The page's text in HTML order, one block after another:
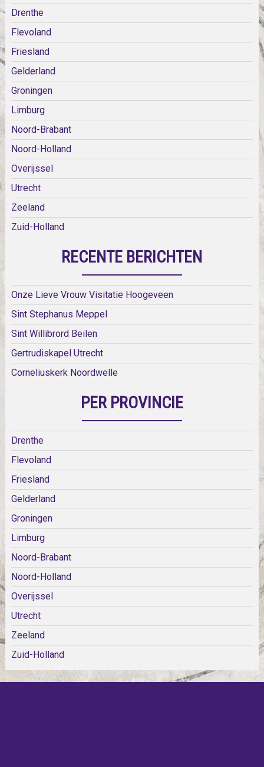
Drenthe
Flevoland
Friesland
Gelderland
Groningen
Limburg
Noord-Brabant
Noord-Holland
Overijssel
Utrecht
Zeeland
Zuid-Holland
RECENTE BERICHTEN
Onze Lieve Vrouw Visitatie Hoogeveen
Sint Stephanus Meppel
Sint Willibrord Beilen
Gertrudiskapel Utrecht
Corneliuskerk Noordwelle
PER PROVINCIE
Drenthe
Flevoland
Friesland
Gelderland
Groningen
Limburg
Noord-Brabant
Noord-Holland
Overijssel
Utrecht
Zeeland
Zuid-Holland